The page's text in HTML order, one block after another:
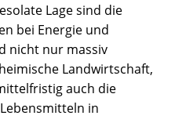
Lage sind die
bei Energie und
nicht nur massiv
Landwirtschaft,
auch die
in